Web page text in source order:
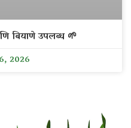
बियाणे उपलब्ध 🌱
2026